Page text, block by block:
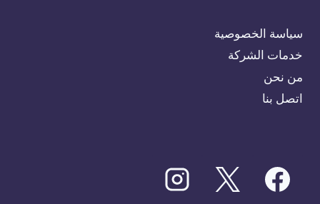
سياسة الخصوصية
خدمات الشركة
من نحن
اتصل بنا